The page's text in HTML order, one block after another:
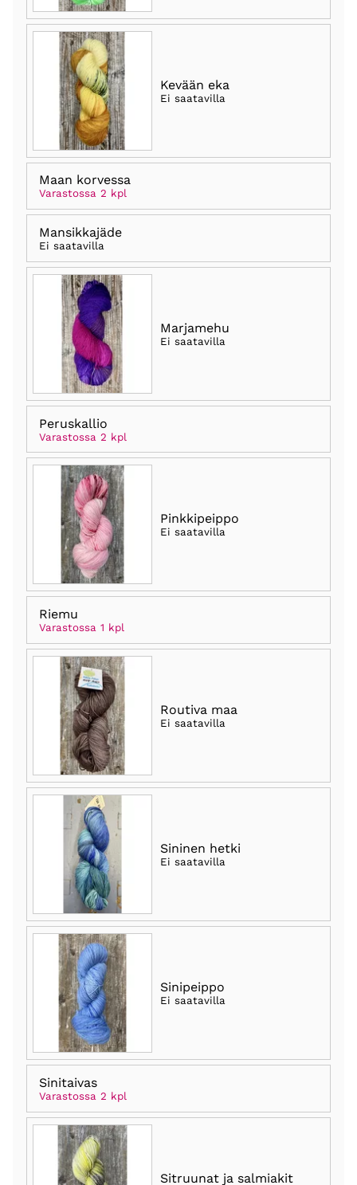
Kevään eka
Ei saatavilla
Maan korvessa
Varastossa 2 kpl
Mansikkajäde
Ei saatavilla
Marjamehu
Ei saatavilla
Peruskallio
Varastossa 2 kpl
Pinkkipeippo
Ei saatavilla
Riemu
Varastossa 1 kpl
Routiva maa
Ei saatavilla
Sininen hetki
Ei saatavilla
Sinipeippo
Ei saatavilla
Sinitaivas
Varastossa 2 kpl
Sitruunat ja salmiakit